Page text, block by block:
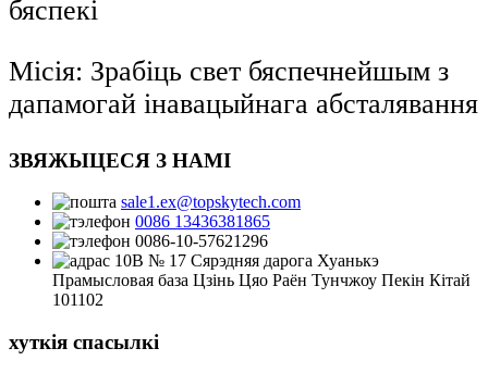
бяспекі
Місія: Зрабіць свет бяспечнейшым з
дапамогай інавацыйнага абсталявання
ЗВЯЖЫЦЕСЯ З НАМІ
sale1.ex@topskytech.com
0086 13436381865
0086-10-57621296
10B № 17 Сярэдняя дарога Хуанькэ
Прамысловая база Цзінь Цяо Раён Тунчжоу Пекін Кітай
101102
хуткія спасылкі